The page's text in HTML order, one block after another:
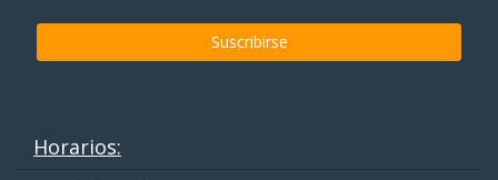
Horarios: